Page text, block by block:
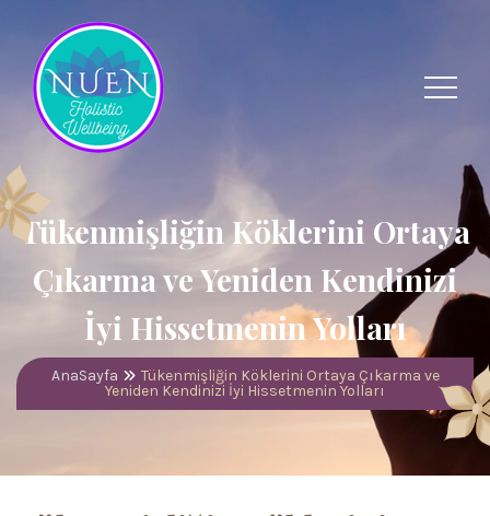
Tükenmişliğin Köklerini Ortaya
Çıkarma ve Yeniden Kendinizi
İyi Hissetmenin Yolları
AnaSayfa
Tükenmişliğin Köklerini Ortaya Çıkarma ve
Yeniden Kendinizi İyi Hissetmenin Yolları